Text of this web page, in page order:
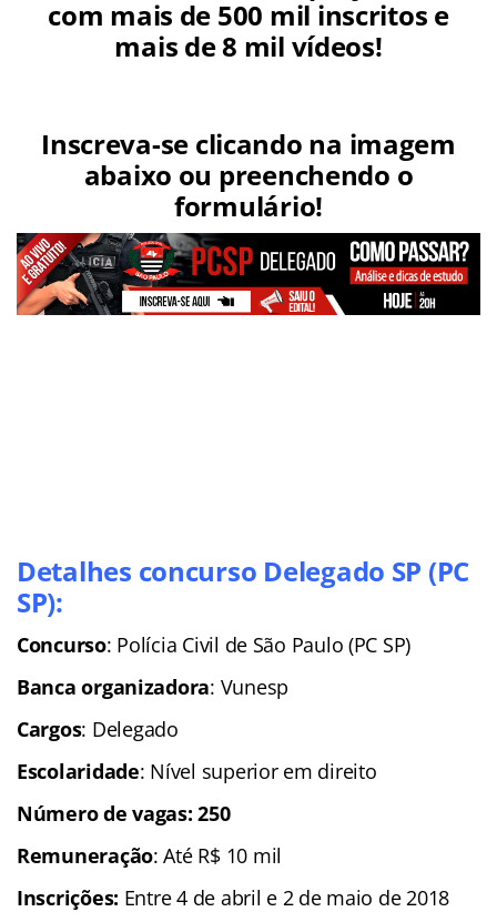
com mais de 500 mil inscritos e
mais de 8 mil vídeos!
Inscreva-se clicando na imagem
abaixo ou preenchendo o
formulário!
Detalhes concurso Delegado SP (PC
SP):
Concurso: Polícia Civil de São Paulo (PC SP)
Banca organizadora: Vunesp
Cargos: Delegado
Escolaridade: Nível superior em direito
Número de vagas: 250
Remuneração: Até R$ 10 mil
Inscrições: Entre 4 de abril e 2 de maio de 2018